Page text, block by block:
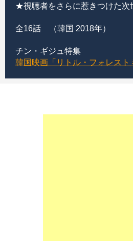
★視聴者をさらに惹きつけた次
全16話 （韓国 2018年）
チン・ギジュ特集
韓国映画「リトル・フォレスト